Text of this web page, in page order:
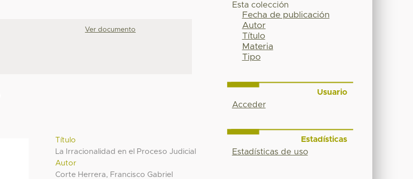
Ver documento
Título
La Irracionalidad en el Proceso Judicial
Autor
Corte Herrera, Francisco Gabriel
Esta colección
Fecha de publicación
Autor
Título
Materia
Tipo
Usuario
Acceder
Estadísticas
Estadísticas de uso